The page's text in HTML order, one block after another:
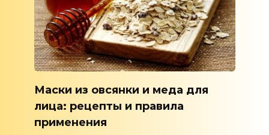
Маски из овсянки и меда для
лица: рецепты и правила
применения